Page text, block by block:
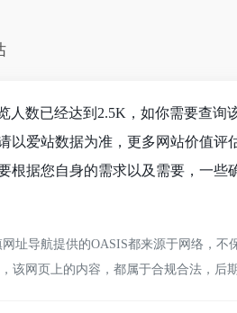
人数已经达到2.5K，如你需要查询
以爱站数据为准，更多网站价值评
根据您自身的需求以及需要，一些
址导航提供的OASIS都来源于网络，
该网页上的内容，都属于合规合法，后